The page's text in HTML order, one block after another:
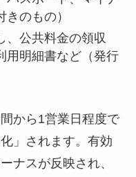
のもの）
、公共料金の領収
用明細書など（発行
から1営業日程度で
」されます。有効
ナスが反映され、